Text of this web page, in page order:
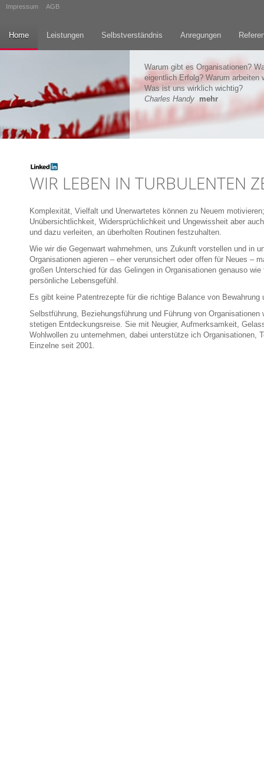
Impressum AGB
Home Leistungen Selbstverständnis Anregungen
Warum gibt es Organisationen?
eigentlich Erfolg? Warum arbeiten
Was ist uns wirklich wichtig?
Charles Handy mehr
WIR LEBEN IN TURBULENTEN
Komplexität, Vielfalt und Unerwartetes können zu Neuem motivieren;
Unübersichtlichkeit, Widersprüchlichkeit und Ungewissheit aber
und dazu verleiten, an überholten Routinen festzuhalten.
Wie wir die Gegenwart wahrnehmen, uns Zukunft vorstellen und in
Organisationen agieren – eher verunsichert oder offen für Neues –
großen Unterschied für das Gelingen in Organisationen genauso wie
persönliche Lebensgefühl.
Es gibt keine Patentrezepte für die richtige Balance von Bewahrung
Selbstführung, Beziehungsführung und Führung von Organisationen
stetigen Entdeckungsreise. Sie mit Neugier, Aufmerksamkeit,
Wohlwollen zu unternehmen, dabei unterstütze ich Organisationen,
Einzelne seit 2001.